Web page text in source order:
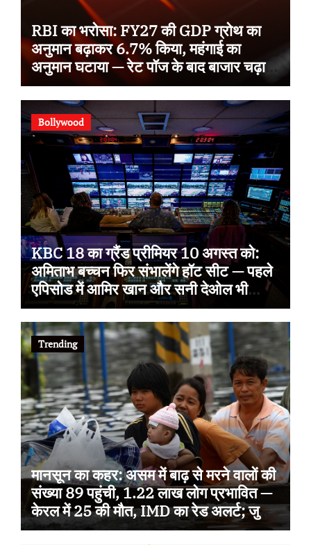
RBI का भरोसा: FY27 की GDP ग्रोथ का
अनुमान बढ़ाकर 6.7% किया, महंगाई का
अनुमान घटाया — रेट पॉज के बाद बाजार चढ़ा,
Sensex 78,581 पर बंद
Bollywood
KBC 18 का ग्रैंड प्रीमियर 10 अगस्त को:
अमिताभ बच्चन फिर संभालेंगे हॉट सीट — पहले
एपिसोड में आमिर खान और सनी देओल भी
आएंगे, इस बार थीम ‘सोचना पड़ेगा’
Trending
मानसून का कहर: असम में बाढ़ से मरने वालों की
संख्या 89 पहुंची, 1.22 लाख लोग प्रभावित —
केरल में 25 की मौत, IMD का रेड अलर्ट; जुलाई
से अब तक 100 से ज्यादा जानें गईं